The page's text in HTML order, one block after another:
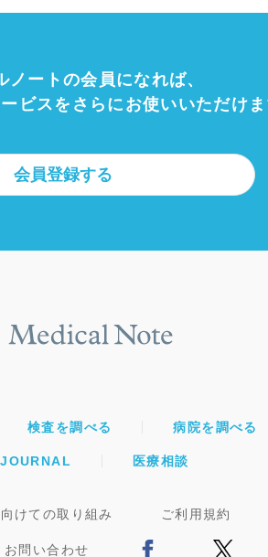
ノートの会員になれば、
ビスをさらにお使いいただけ
会員登録する
検査を調べる 病院を調べる
医療相談
けての取り組み ご利用規約
お問い合わせ